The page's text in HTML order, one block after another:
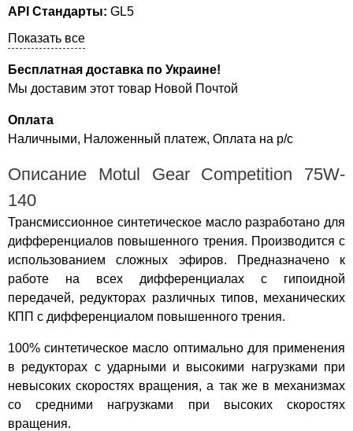
API Стандарты: GL5
Показать все
Бесплатная доставка по Украине!
Мы доставим этот товар Новой Почтой
Оплата
Наличными, Наложенный платеж, Оплата на р/с
Описание Motul Gear Competition 75W-
140
Трансмиссионное синтетическое масло разработано для
дифференциалов повышенного трения. Производится с
использованием сложных эфиров. Предназначено к
работе на всех дифференциалах с гипоидной
передачей, редукторах различных типов, механических
КПП с дифференциалом повышенного трения.
100% синтетическое масло оптимально для применения
в редукторах с ударными и высокими нагрузками при
невысоких скоростях вращения, а так же в механизмах
со средними нагрузками при высоких скоростях
вращения.